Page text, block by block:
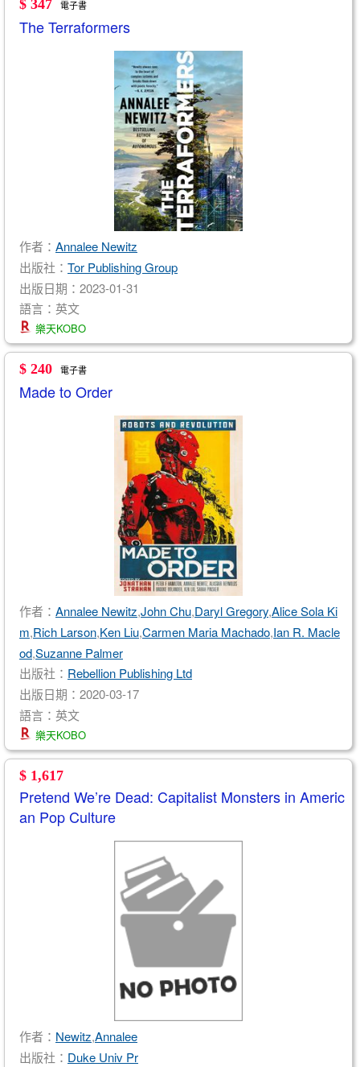
$ 347 電子書
The Terraformers
作者： Annalee Newitz
出版社： Tor Publishing Group
出版日期：2023-01-31
語言：英文
樂天KOBO
$ 240 電子書
Made to Order
作者： Annalee Newitz,John Chu,Daryl Gregory,Alice Sola Ki
m,Rich Larson,Ken Liu,Carmen Maria Machado,Ian R. Macle
od,Suzanne Palmer
出版社： Rebellion Publishing Ltd
出版日期：2020-03-17
語言：英文
樂天KOBO
$ 1,617
Pretend We’re Dead: Capitalist Monsters in Americ
an Pop Culture
作者： Newitz,Annalee
出版社： Duke Univ Pr